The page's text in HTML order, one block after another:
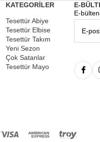
KATEGORİLER
Tesettür Abiye
Tesettür Elbise
Tesettür Takım
Yeni Sezon
Çok Satanlar
Tesettür Mayo
E-
E-